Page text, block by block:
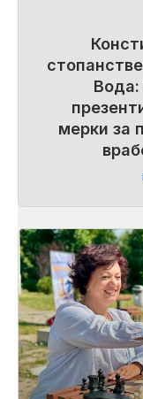
Вода:
мерки за